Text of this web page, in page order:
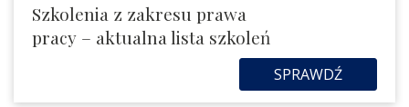
Szkolenia z zakresu prawa
pracy – aktualna lista szkoleń
SPRAWDŹ